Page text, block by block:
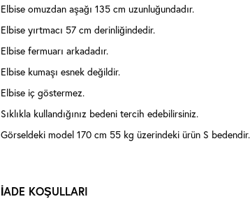
Elbise omuzdan aşağı 135 cm uzunluğundadır.
Elbise yırtmacı 57 cm derinliğindedir.
Elbise fermuarı arkadadır.
Elbise kumaşı esnek değildir.
Elbise iç göstermez.
Sıklıkla kullandığınız bedeni tercih edebilirsiniz.
Görseldeki model 170 cm 55 kg üzerindeki ürün S bedendir.
İADE KOŞULLARI